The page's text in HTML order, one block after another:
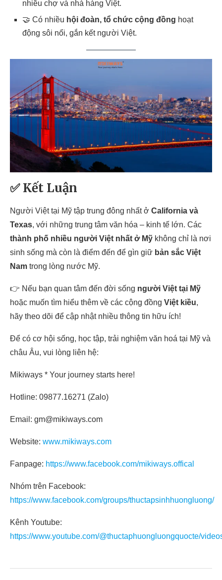
nhiều chợ và nhà hàng Việt.
🤝 Có nhiều hội đoàn, tổ chức cộng đồng hoạt
động sôi nổi, gắn kết người Việt.
✅ Kết Luận
Người Việt tại Mỹ tập trung đông nhất ở California và
Texas, với những trung tâm văn hóa – kinh tế lớn. Các
thành phố nhiều người Việt nhất ở Mỹ không chỉ là nơi
sinh sống mà còn là điểm đến để gìn giữ bản sắc Việt
Nam trong lòng nước Mỹ.
👉 Nếu bạn quan tâm đến đời sống người Việt tại Mỹ
hoặc muốn tìm hiểu thêm về các cộng đồng Việt kiều,
hãy theo dõi để cập nhật nhiều thông tin hữu ích!
Để có cơ hội sống, học tập, trải nghiệm văn hoá tại Mỹ và
châu Âu, vui lòng liên hệ:
Mikiways * Your journey starts here!
Hotline: 09877.16271 (Zalo)
Email: gm@mikiways.com
Website: www.mikiways.com
Fanpage: https://www.facebook.com/mikiways.offical
Nhóm trên Facebook:
https://www.facebook.com/groups/thuctapsinhhuongluong/
Kênh Youtube:
https://www.youtube.com/@thuctaphuongluongquocte/